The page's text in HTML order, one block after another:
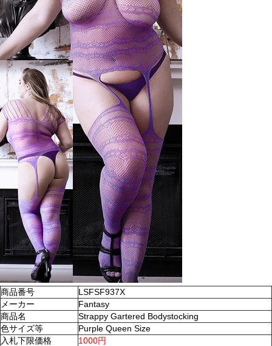
商品番号
LSFSF937X
メーカー
Fantasy
商品名
Strappy Gartered Bodystocking
色サイズ等
Purple Queen Size
入札下限価格
1000円